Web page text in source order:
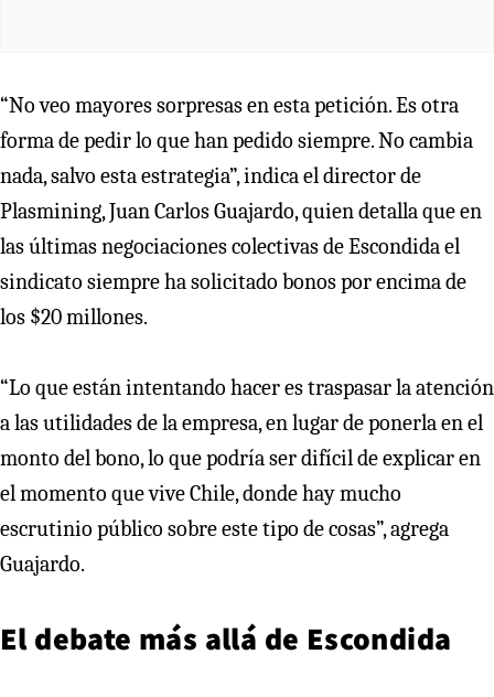
“No veo mayores sorpresas en esta petición. Es otra
forma de pedir lo que han pedido siempre. No cambia
nada, salvo esta estrategia”, indica el director de
Plasmining, Juan Carlos Guajardo, quien detalla que en
las últimas negociaciones colectivas de Escondida el
sindicato siempre ha solicitado bonos por encima de
los $20 millones.
“Lo que están intentando hacer es traspasar la atención
a las utilidades de la empresa, en lugar de ponerla en el
monto del bono, lo que podría ser difícil de explicar en
el momento que vive Chile, donde hay mucho
escrutinio público sobre este tipo de cosas”, agrega
Guajardo.
El debate más allá de Escondida